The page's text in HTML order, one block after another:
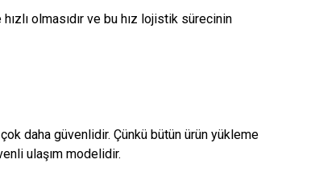
olmasıdır ve bu hız lojistik sürecinin
daha güvenlidir. Çünkü bütün ürün yükleme
ulaşım modelidir.